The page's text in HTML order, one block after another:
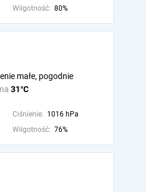
Wilgotność: 80%
31°C
małe, pogodnie
Ciśnienie: 1016 hPa
Wilgotność: 76%